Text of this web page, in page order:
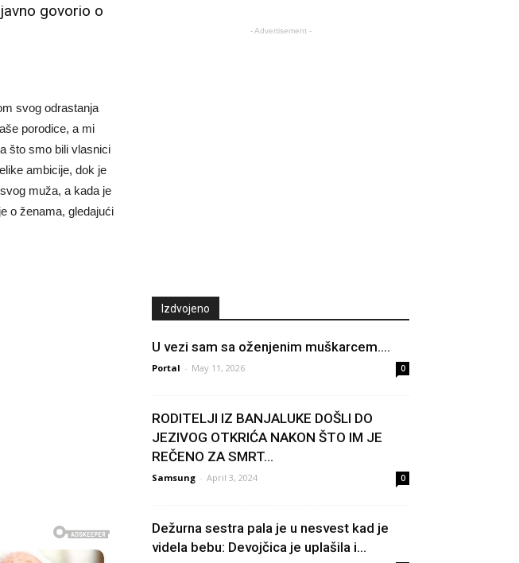
govorio o
svog odrastanja
porodice, a mi
što smo bili vlasnici
ambicije, dok je
muža, a kada je
o ženama, gledajući
- Advertisement -
Izdvojeno
U vezi sam sa oženjenim muškarcem….
Portal - May 11, 2026 0
RODITELJI IZ BANJALUKE DOŠLI DO
JEZIVOG OTKRIĆA NAKON ŠTO IM JE
REČENO ZA SMRT...
Samsung - April 3, 2024 0
Dežurna sestra pala je u nesvest kad je
videla bebu: Devojčica je uplašila i...